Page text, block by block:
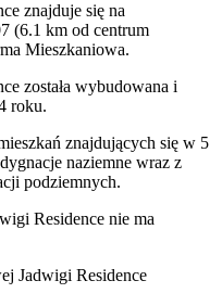
znajduje się na
(6.1 km od centrum
Mieszkaniowa.
została wybudowana i
roku.
znajdujących się w 5
naziemne wraz z
podziemnych.
Residence nie ma
Jadwigi Residence